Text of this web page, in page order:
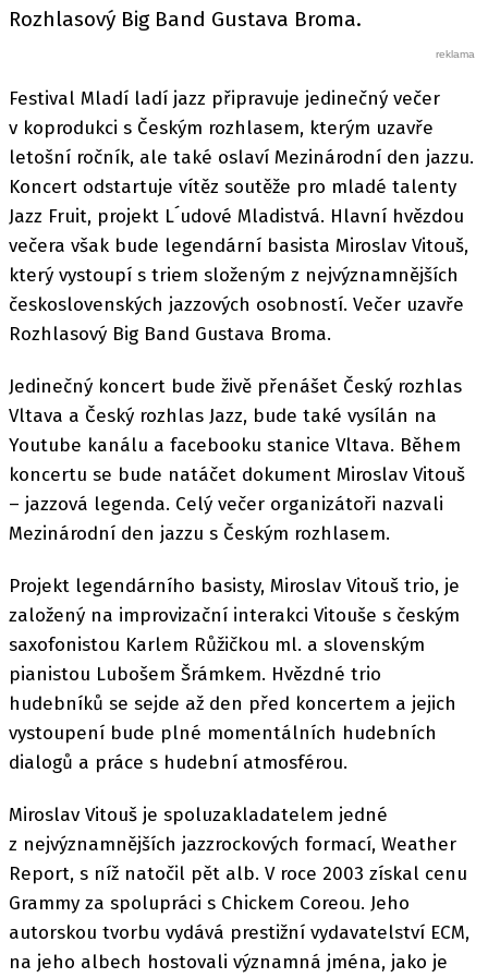
Rozhlasový Big Band Gustava Broma.
Festival Mladí ladí jazz připravuje jedinečný večer
v koprodukci s Českým rozhlasem, kterým uzavře
letošní ročník, ale také oslaví Mezinárodní den jazzu.
Koncert odstartuje vítěz soutěže pro mladé talenty
Jazz Fruit, projekt L´udové Mladistvá. Hlavní hvězdou
večera však bude legendární basista Miroslav Vitouš,
který vystoupí s triem složeným z nejvýznamnějších
československých jazzových osobností. Večer uzavře
Rozhlasový Big Band Gustava Broma.
Jedinečný koncert bude živě přenášet Český rozhlas
Vltava a Český rozhlas Jazz, bude také vysílán na
Youtube kanálu a facebooku stanice Vltava. Během
koncertu se bude natáčet dokument Miroslav Vitouš
– jazzová legenda. Celý večer organizátoři nazvali
Mezinárodní den jazzu s Českým rozhlasem.
Projekt legendárního basisty, Miroslav Vitouš trio, je
založený na improvizační interakci Vitouše s českým
saxofonistou Karlem Růžičkou ml. a slovenským
pianistou Lubošem Šrámkem. Hvězdné trio
hudebníků se sejde až den před koncertem a jejich
vystoupení bude plné momentálních hudebních
dialogů a práce s hudební atmosférou.
Miroslav Vitouš je spoluzakladatelem jedné
z nejvýznamnějších jazzrockových formací, Weather
Report, s níž natočil pět alb. V roce 2003 získal cenu
Grammy za spolupráci s Chickem Coreou. Jeho
autorskou tvorbu vydává prestižní vydavatelství ECM,
na jeho albech hostovali významná jména, jako je